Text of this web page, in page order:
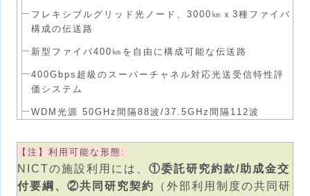
フレキシブルグリッド光ノード、3000㎞ｘ3種ファイバ
構成の伝送路
新型ファイバ400㎞を自由に構成可能な伝送路
400Gbps超級のスーパーチャネル対応光送受信特性評
価システム
WDM光源 50GHz間隔88波/37.5GHz間隔112波
【注】利用可能な形態:
NICTの施設利用には、 ①委託研究約款/助成金交
付要綱、②共同研究契約
（外部利用制度の共同研